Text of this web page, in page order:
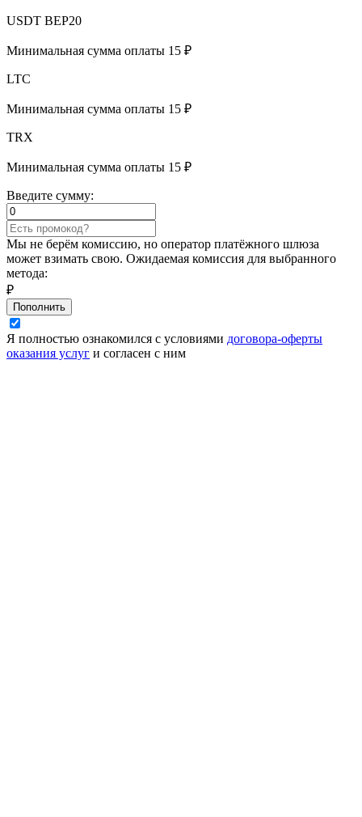
USDT BEP20
Минимальная сумма оплаты 15 ₽
LTC
Минимальная сумма оплаты 15 ₽
TRX
Минимальная сумма оплаты 15 ₽
Введите сумму:
Мы не берём комиссию, но оператор платёжного шлюза
может взимать свою. Ожидаемая комиссия для выбранного
метода:
₽
Пополнить
Я полностью ознакомился с условиями договора-оферты
оказания услуг и согласен с ним